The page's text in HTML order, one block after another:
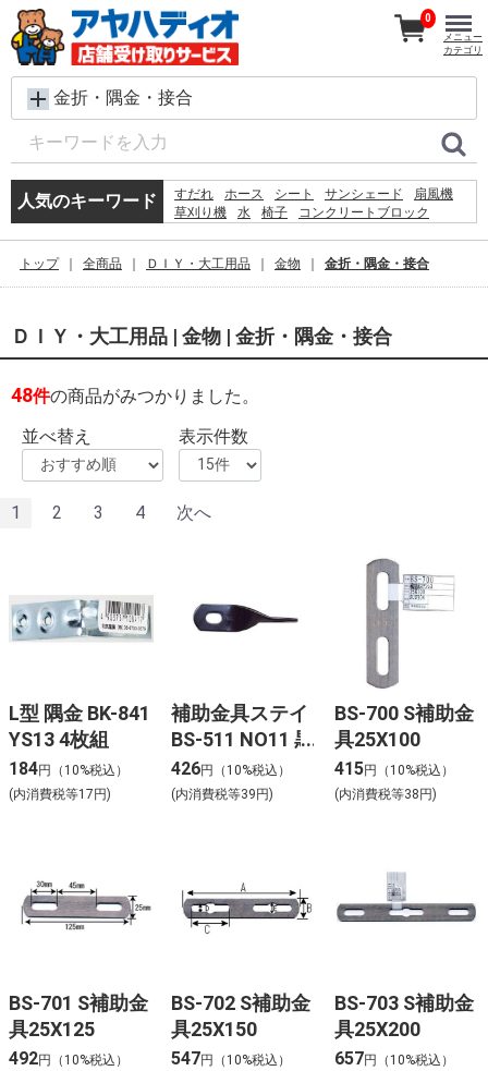
金折・隅金・接合
人気のキーワード すだれ ホース シート サンシェード
扇風機
草刈り機
水 椅子
コンクリートブロック
プール
物干し 空調服 踏み台
0
メニュー
カテゴリ
トップ 全商品 ＤＩＹ・大工用品 金物 金折・隅金・接合
ＤＩＹ・大工用品 | 金物 | 金折・隅金・接合
48件の商品がみつかりました。
並べ替え
表示件数
1 2 3 4 次へ
L型 隅金 BK-841
YS13 4枚組
184円（10%税込）
(内消費税等17円)
補助金具ステイ
BS-511 NO11 黒
426円（10%税込）
(内消費税等39円)
BS-700 S補助金
具25X100
415円（10%税込）
(内消費税等38円)
BS-701 S補助金
具25X125
492円（10%税込）
BS-702 S補助金
具25X150
547円（10%税込）
BS-703 S補助金
具25X200
657円（10%税込）